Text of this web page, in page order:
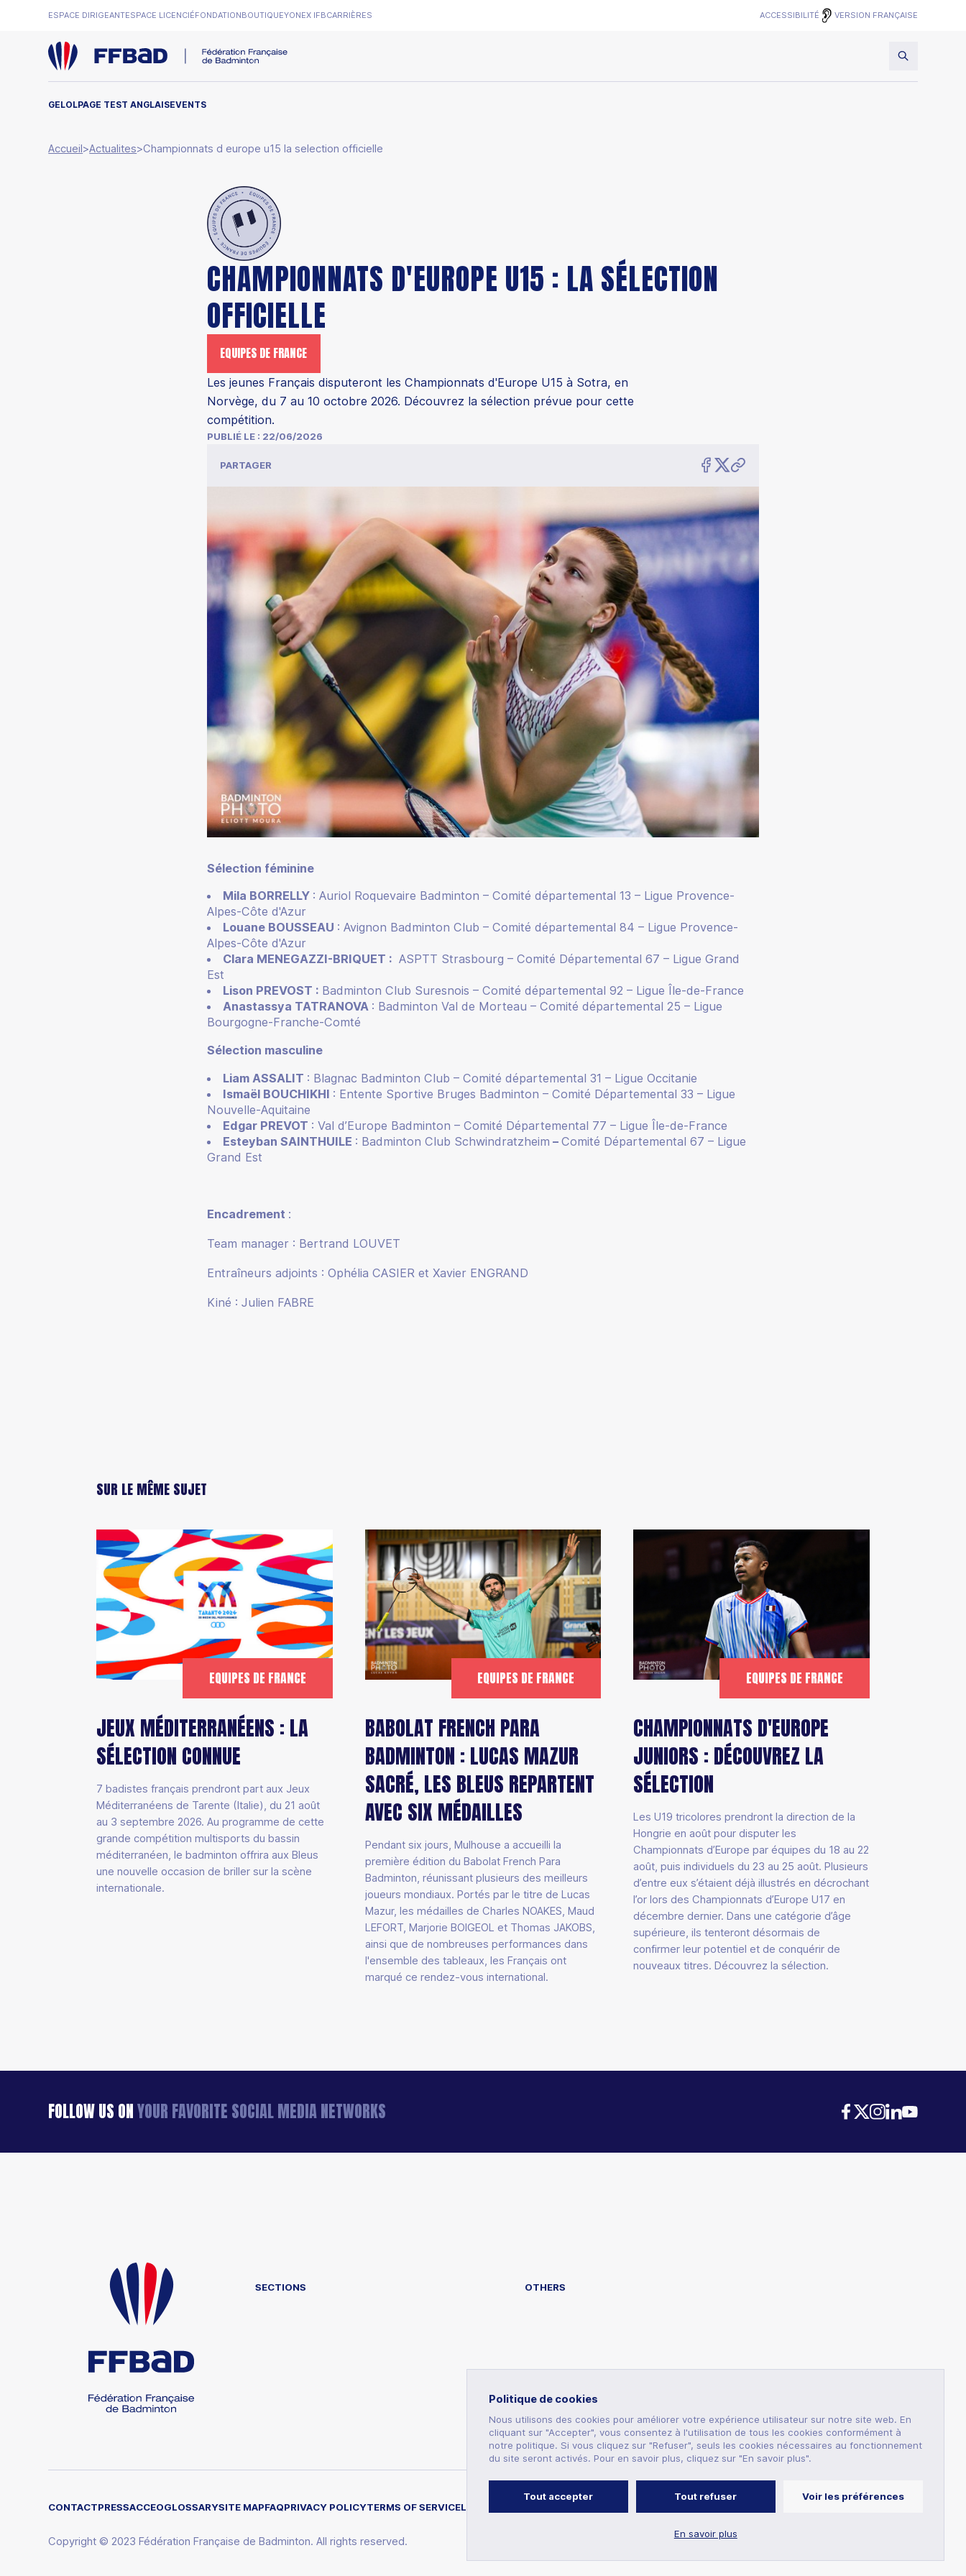
ESPACE DIRIGEANTESPACE LICENCIÉFONDATIONBOUTIQUEYONEX IFBCARRIÈRES ACCESSIBILITÉ VERSION FRANÇAISE
GELOLPAGE TEST ANGLAISEVENTS
Politique de cookies
Nous utilisons des cookies pour améliorer votre expérience utilisateur sur notre site web. En
cliquant sur "Accepter", vous consentez à l'utilisation de tous les cookies conformément à
notre politique. Si vous cliquez sur "Refuser", seuls les cookies nécessaires au fonctionnement
du site seront activés. Pour en savoir plus, cliquez sur "En savoir plus".
Tout accepter Tout refuser Voir les préférences
En savoir plus
Accueil>Actualites>Championnats d europe u15 la selection officielle
CHAMPIONNATS D'EUROPE U15 : LA SÉLECTION
OFFICIELLE
EQUIPES DE FRANCE
Les jeunes Français disputeront les Championnats d'Europe U15 à Sotra, en
Norvège, du 7 au 10 octobre 2026. Découvrez la sélection prévue pour cette
compétition.
PUBLIÉ LE : 22/06/2026
PARTAGER
Sélection féminine
Mila BORRELLY : Auriol Roquevaire Badminton – Comité départemental 13 – Ligue Provence-
Alpes-Côte d'Azur
Louane BOUSSEAU : Avignon Badminton Club – Comité départemental 84 – Ligue Provence-
Alpes-Côte d'Azur
Clara MENEGAZZI-BRIQUET : ASPTT Strasbourg – Comité Départemental 67 – Ligue Grand
Est
Lison PREVOST : Badminton Club Suresnois – Comité départemental 92 – Ligue Île-de-France
Anastassya TATRANOVA : Badminton Val de Morteau – Comité départemental 25 – Ligue
Bourgogne-Franche-Comté
Sélection masculine
Liam ASSALIT : Blagnac Badminton Club – Comité départemental 31 – Ligue Occitanie
Ismaël BOUCHIKHI : Entente Sportive Bruges Badminton – Comité Départemental 33 – Ligue
Nouvelle-Aquitaine
Edgar PREVOT : Val d’Europe Badminton – Comité Départemental 77 – Ligue Île-de-France
Esteyban SAINTHUILE : Badminton Club Schwindratzheim – Comité Départemental 67 – Ligue
Grand Est
Encadrement :
Team manager : Bertrand LOUVET
Entraîneurs adjoints : Ophélia CASIER et Xavier ENGRAND
Kiné : Julien FABRE
SUR LE MÊME SUJET
EQUIPES DE FRANCE
JEUX MÉDITERRANÉENS : LA
SÉLECTION CONNUE
7 badistes français prendront part aux Jeux
Méditerranéens de Tarente (Italie), du 21 août
au 3 septembre 2026. Au programme de cette
grande compétition multisports du bassin
méditerranéen, le badminton offrira aux Bleus
une nouvelle occasion de briller sur la scène
internationale.
EQUIPES DE FRANCE
BABOLAT FRENCH PARA
BADMINTON : LUCAS MAZUR
SACRÉ, LES BLEUS REPARTENT
AVEC SIX MÉDAILLES
Pendant six jours, Mulhouse a accueilli la
première édition du Babolat French Para
Badminton, réunissant plusieurs des meilleurs
joueurs mondiaux. Portés par le titre de Lucas
Mazur, les médailles de Charles NOAKES, Maud
LEFORT, Marjorie BOIGEOL et Thomas JAKOBS,
ainsi que de nombreuses performances dans
l'ensemble des tableaux, les Français ont
marqué ce rendez-vous international.
EQUIPES DE FRANCE
CHAMPIONNATS D'EUROPE
JUNIORS : DÉCOUVREZ LA
SÉLECTION
Les U19 tricolores prendront la direction de la
Hongrie en août pour disputer les
Championnats d’Europe par équipes du 18 au 22
août, puis individuels du 23 au 25 août. Plusieurs
d’entre eux s’étaient déjà illustrés en décrochant
l’or lors des Championnats d’Europe U17 en
décembre dernier. Dans une catégorie d’âge
supérieure, ils tenteront désormais de
confirmer leur potentiel et de conquérir de
nouveaux titres. Découvrez la sélection.
FOLLOW US ONYOUR FAVORITE SOCIAL MEDIA NETWORKS
SECTIONS OTHERS
CONTACTPRESSACCEOGLOSSARYSITE MAPFAQPRIVACY POLICYTERMS OF SERVICELEGAL NOTICES
Copyright © 2023 Fédération Française de Badminton. All rights reserved.